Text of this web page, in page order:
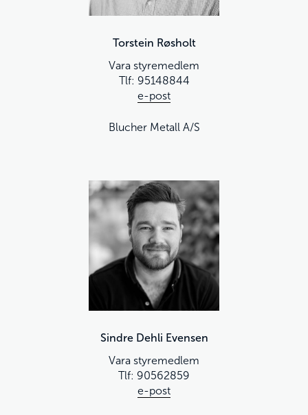
Torstein Røsholt
Vara styremedlem
Tlf: 95148844
e-post
Blucher Metall A/S
Sindre Dehli Evensen
Vara styremedlem
Tlf: 90562859
e-post